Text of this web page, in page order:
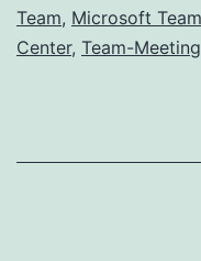
Team, Microsoft
Center, Team-